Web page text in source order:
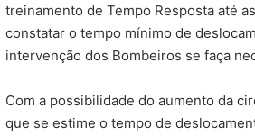
treinamento de Tempo Resposta até
constatar o tempo mínimo de
intervenção dos Bombeiros se faça
Com a possibilidade do aumento da
que se estime o tempo de